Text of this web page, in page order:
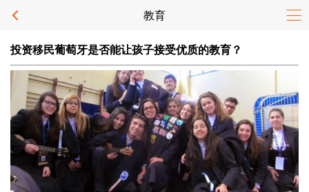
教育
投资移民葡萄牙是否能让孩子接受优质的教育？